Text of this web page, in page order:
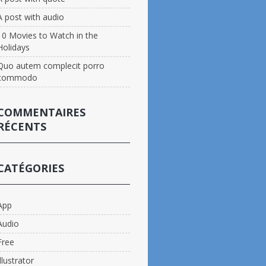
post with audio
Movies to Watch in the
autem complecit porro